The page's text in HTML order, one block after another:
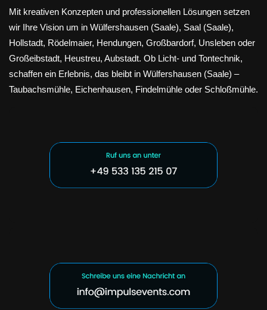
Mit kreativen Konzepten und professionellen Lösungen setzen
wir Ihre Vision um in Wülfershausen (Saale), Saal (Saale),
Hollstadt, Rödelmaier, Hendungen, Großbardorf, Unsleben oder
Großeibstadt, Heustreu, Aubstadt. Ob Licht- und Tontechnik,
schaffen ein Erlebnis, das bleibt in Wülfershausen (Saale) –
Taubachsmühle, Eichenhausen, Findelmühle oder Schloßmühle.